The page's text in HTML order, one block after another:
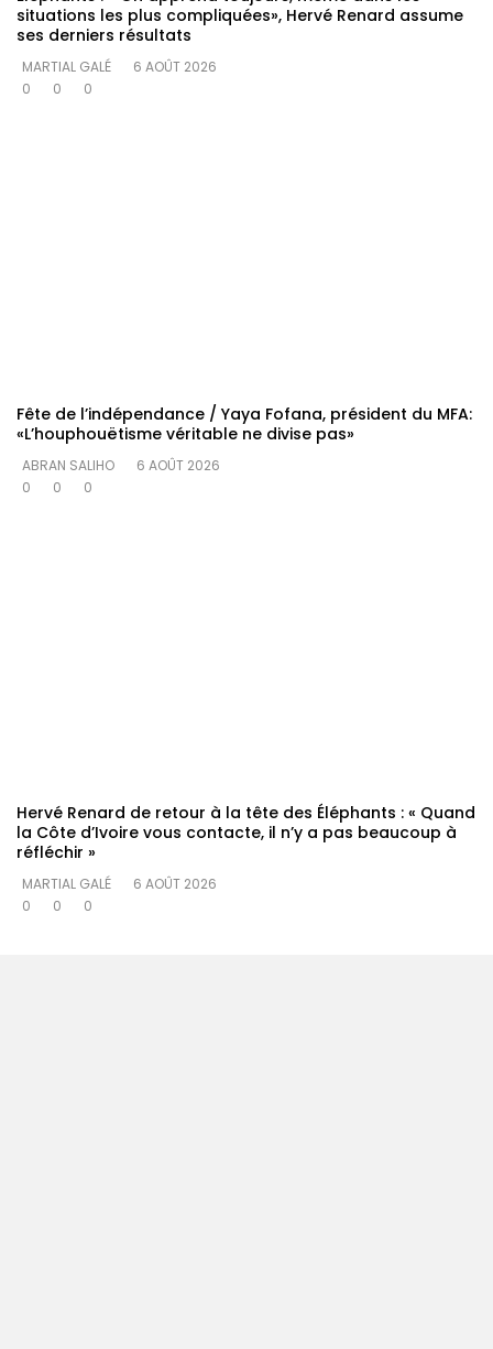
situations les plus compliquées», Hervé Renard assume
ses derniers résultats
MARTIAL GALÉ
6 AOÛT 2026
0
0 0
Fête de l’indépendance / Yaya Fofana, président du MFA:
«L’houphouëtisme véritable ne divise pas»
ABRAN SALIHO
6 AOÛT 2026
0
0 0
Hervé Renard de retour à la tête des Éléphants : « Quand
la Côte d’Ivoire vous contacte, il n’y a pas beaucoup à
réfléchir »
MARTIAL GALÉ
6 AOÛT 2026
0
0 0